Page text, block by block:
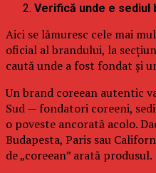
Verifică unde e sediul
Aici se lămuresc cele mai
oficial al brandului, la
caută unde a fost fondat și
Un brand coreean autentic
Sud — fondatori coreeni,
o poveste ancorată acolo.
Budapesta, Paris sau
de „coreean” arată produsul.